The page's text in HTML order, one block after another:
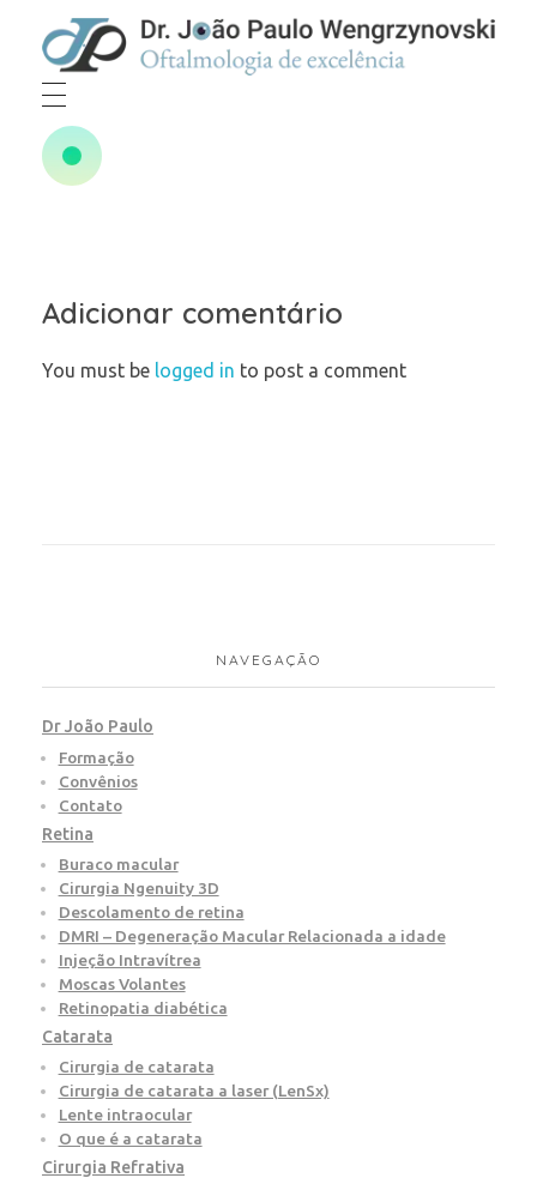
Dr João Paulo Wengrzynovski
Oftalmologista em Curitiba
Adicionar comentário
You must be logged in to post a comment
NAVEGAÇÃO
Dr João Paulo
Formação
Convênios
Contato
Retina
Buraco macular
Cirurgia Ngenuity 3D
Descolamento de retina
DMRI – Degeneração Macular Relacionada a idade
Injeção Intravítrea
Moscas Volantes
Retinopatia diabética
Catarata
Cirurgia de catarata
Cirurgia de catarata a laser (LenSx)
Lente intraocular
O que é a catarata
Cirurgia Refrativa